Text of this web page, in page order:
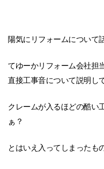
陽気にリフォームについて
てゆーかリフォーム会社担
直接工事音について説明し
クレームが入るほどの酷い
ぁ？
とはいえ入ってしまったも